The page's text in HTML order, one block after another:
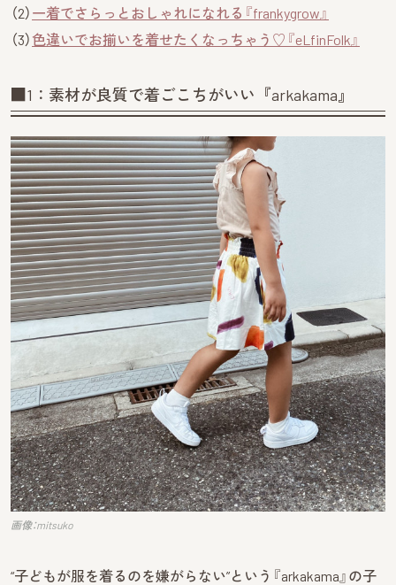
（2） 一着でさらっとおしゃれになれる『frankygrow』
（3） 色違いでお揃いを着せたくなっちゃう♡『eLfinFolk』
■1：素材が良質で着ごこちがいい『arkakama』
画像：mitsuko
“子どもが服を着るのを嫌がらない”という『arkakama』の子